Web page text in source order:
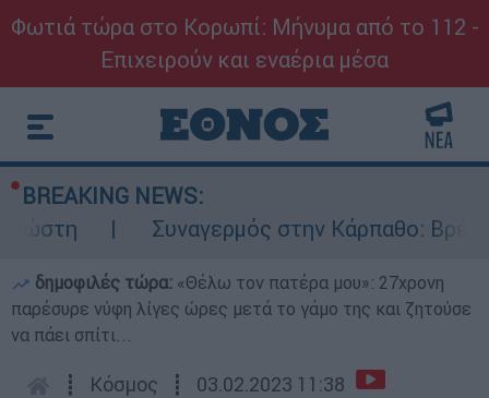
Φωτιά τώρα στο Κορωπί: Μήνυμα από το 112 -
Επιχειρούν και εναέρια μέσα
BREAKING NEWS:
Συναγερμός στην Κάρπαθο: Βρέθηκαν
δημοφιλές τώρα: «Θέλω τον πατέρα μου»: 27χρονη
παρέσυρε νύφη λίγες ώρες μετά το γάμο της και ζητούσε
να πάει σπίτι...
┋ Κόσμος ┋ 03.02.2023 11:38